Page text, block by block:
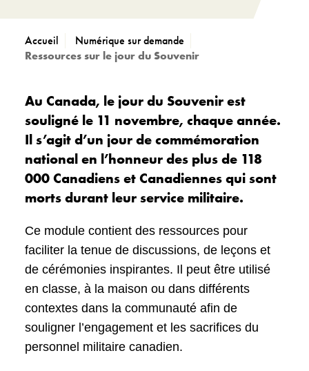
Accueil
Numérique sur demande
Ressources sur le jour du Souvenir
Au Canada, le jour du Souvenir est
souligné le 11 novembre, chaque année.
Il s’agit d’un jour de commémoration
national en l’honneur des plus de 118
000 Canadiens et Canadiennes qui sont
morts durant leur service militaire.
Ce module contient des ressources pour
faciliter la tenue de discussions, de leçons et
de cérémonies inspirantes. Il peut être utilisé
en classe, à la maison ou dans différents
contextes dans la communauté afin de
souligner l’engagement et les sacrifices du
personnel militaire canadien.